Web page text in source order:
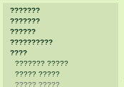
???????
???????
??????
??????????
????
??????? ?????
????? ?????
????? ?????